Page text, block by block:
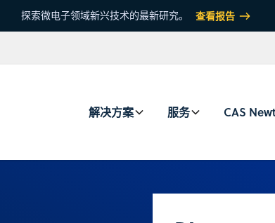
探索微电子领域新兴技术的最新研究。 查看报告
解决方案 服务 CAS